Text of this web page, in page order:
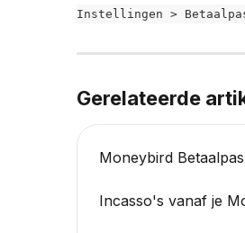
Instellingen >
Gerelateerde
Moneybird
Incasso's vanaf je